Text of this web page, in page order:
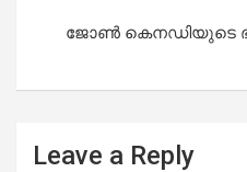
ജോൺ കെനഡിയുടെ
Leave a Reply